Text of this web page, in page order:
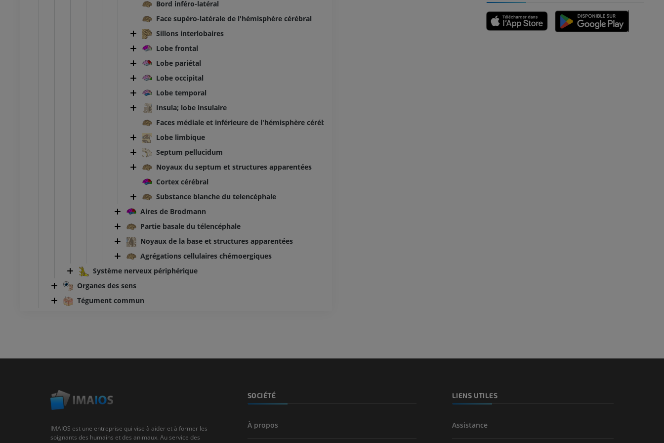
Bord inféro-latéral
Face supéro-latérale de l'hémisphère cérébral
Sillons interlobaires
Lobe frontal
Lobe pariétal
Lobe occipital
Lobe temporal
Insula; lobe insulaire
Faces médiale et inférieure de l'hémisphère cérébral
Lobe limbique
Septum pellucidum
Noyaux du septum et structures apparentées
Cortex cérébral
Substance blanche du telencéphale
Aires de Brodmann
Partie basale du télencéphale
Noyaux de la base et structures apparentées
Agrégations cellulaires chémoergiques
Système nerveux périphérique
Organes des sens
Tégument commun
IMAIOS est une entreprise qui vise à aider et à former les
soignants des humains et des animaux. Au service des
SOCIÉTÉ
À propos
LIENS UTILES
Assistance